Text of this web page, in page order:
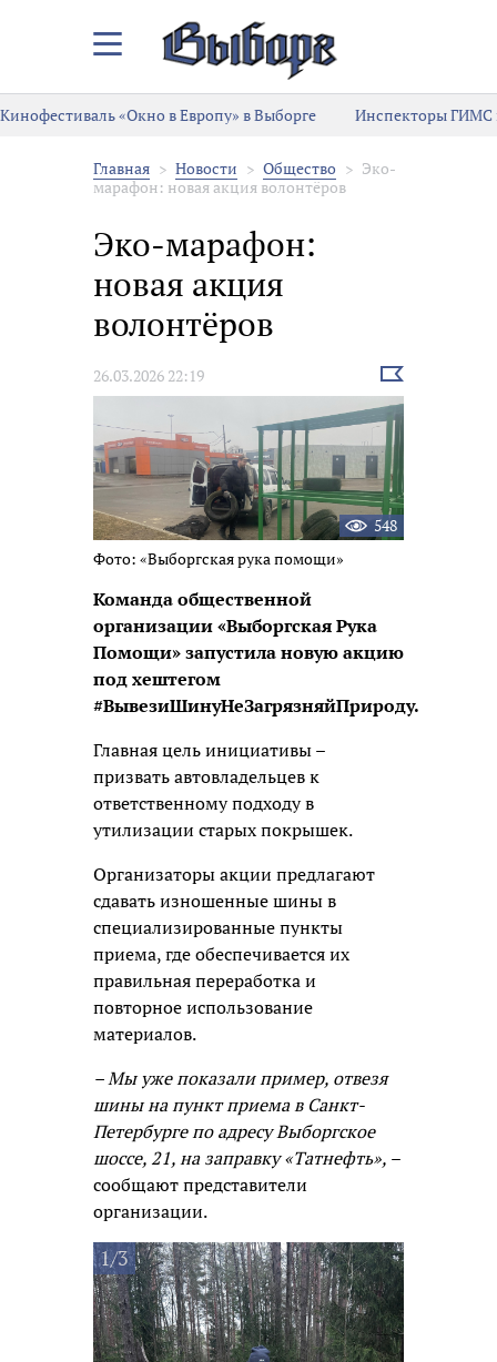
Закрыть/
меню
Кинофестиваль «Окно в Европу» в Выборге
Инспекторы ГИМС
Главная Новости Общество
Эко-
марафон: новая акция волонтёров
Эко-марафон:
новая акция
волонтёров
26.03.2026 22:19
Выбрать
новость
548
Фото: «Выборгская рука помощи»
Команда общественной
организации «Выборгская Рука
Помощи» запустила новую акцию
под хештегом
#ВывезиШинуНеЗагрязняйПрироду.
Главная цель инициативы –
призвать автовладельцев к
ответственному подходу в
утилизации старых покрышек.
Организаторы акции предлагают
сдавать изношенные шины в
специализированные пункты
приема, где обеспечивается их
правильная переработка и
повторное использование
материалов.
– Мы уже показали пример, отвезя
шины на пункт приема в Санкт-
Петербурге по адресу Выборгское
шоссе, 21, на заправку «Татнефть», –
сообщают представители
организации.
1/3